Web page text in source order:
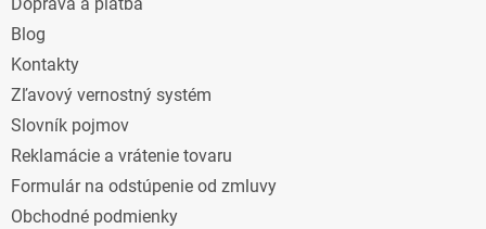
Blog
Kontakty
Zľavový vernostný systém
Slovník pojmov
Reklamácie a vrátenie tovaru
Formulár na odstúpenie od zmluvy
Obchodné podmienky